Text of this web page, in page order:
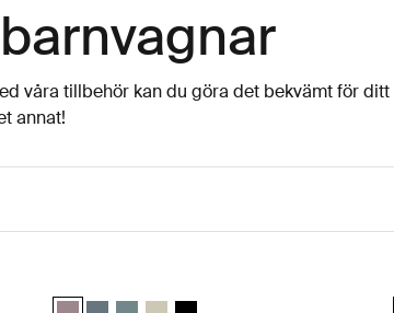
våra tillbehör kan du göra det bekvämt för ditt
annat!
Thule bassinet Tonad taupe (selected)
Thule bassinet Mörk skiffer
Thule bassinet Mellanblå
Thule bassinet Soft Beige
Thule bassinet Svart